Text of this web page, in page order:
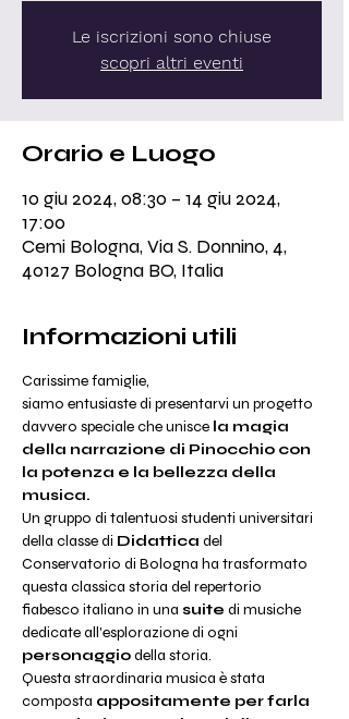
Le iscrizioni sono chiuse
scopri altri eventi
Orario e Luogo
10 giu 2024, 08:30 – 14 giu 2024,
17:00
Cemi Bologna, Via S. Donnino, 4,
40127 Bologna BO, Italia
Informazioni utili
Carissime famiglie,
siamo entusiaste di presentarvi un progetto
davvero speciale che unisce la magia
della narrazione di Pinocchio con
la potenza e la bellezza della
musica.
Un gruppo di talentuosi studenti universitari
della classe di Didattica del
Conservatorio di Bologna ha trasformato
questa classica storia del repertorio
fiabesco italiano in una suite di musiche
dedicate all'esplorazione di ogni
personaggio della storia.
Questa straordinaria musica è stata
composta appositamente per farla